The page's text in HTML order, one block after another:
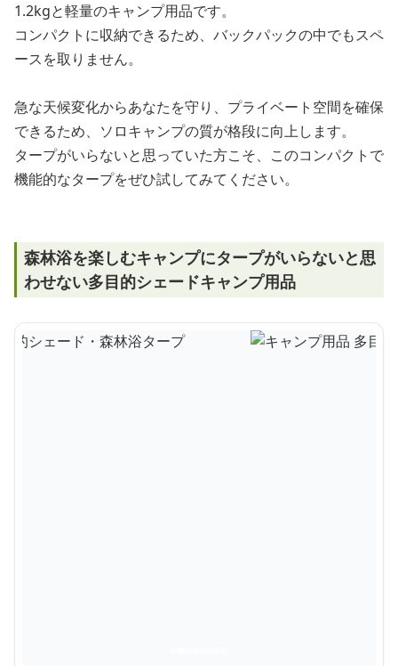
1.2kgと軽量のキャンプ用品です。
コンパクトに収納できるため、バックパックの中でもスペ
ースを取りません。
急な天候変化からあなたを守り、プライベート空間を確保
できるため、ソロキャンプの質が格段に向上します。
タープがいらないと思っていた方こそ、このコンパクトで
機能的なタープをぜひ試してみてください。
森林浴を楽しむキャンプにタープがいらないと思
わせない多目的シェードキャンプ用品